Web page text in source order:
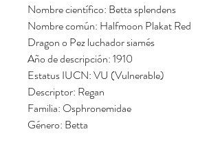
Nombre científico: Betta splendens
Nombre común: Halfmoon Plakat Red
Dragon o Pez luchador siamés
Año de descripción: 1910
Estatus IUCN: VU (Vulnerable)
Descriptor: Regan
Familia: Osphronemidae
Género: Betta